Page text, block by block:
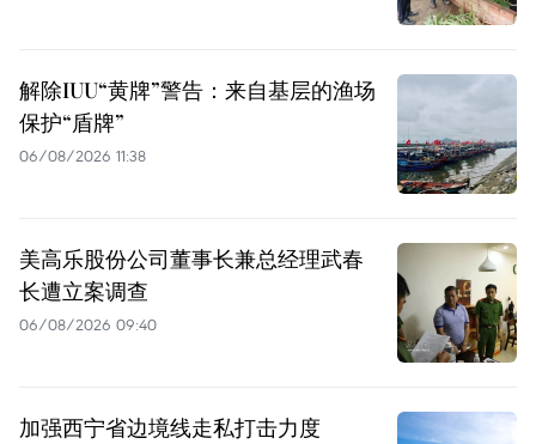
解除IUU“黄牌”警告：来自基层的渔场
保护“盾牌”
06/08/2026 11:38
美高乐股份公司董事长兼总经理武春
长遭立案调查
06/08/2026 09:40
加强西宁省边境线走私打击力度